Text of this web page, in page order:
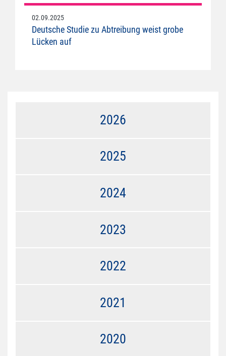
02.09.2025
Deutsche Studie zu Abtreibung weist grobe
Lücken auf
2026
2025
2024
2023
2022
2021
2020